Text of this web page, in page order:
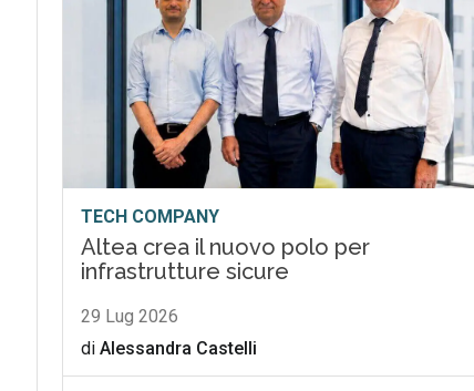
TECH COMPANY
Altea crea il nuovo polo per
infrastrutture sicure
29 Lug 2026
di Alessandra Castelli